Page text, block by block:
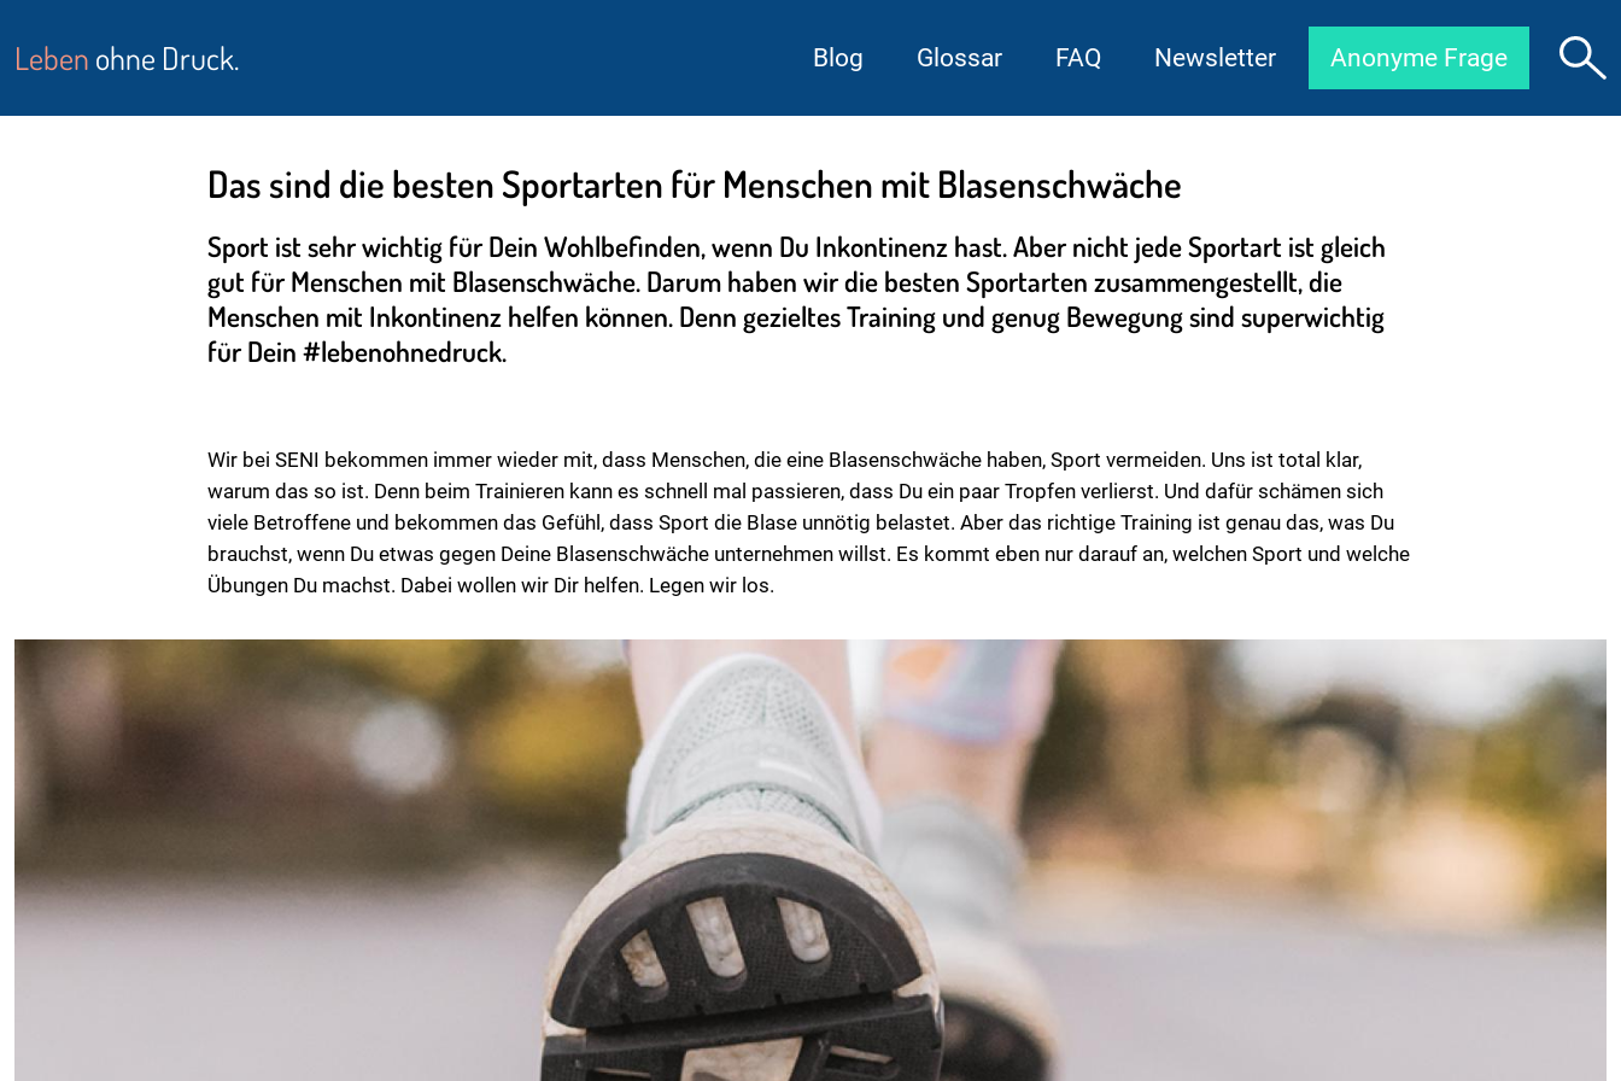
Leben ohne Druck. Blog Glossar FAQ Newsletter Anonyme Frage
Das sind die besten Sportarten für Menschen mit Blasenschwäche
Sport ist sehr wichtig für Dein Wohlbefinden, wenn Du Inkontinenz hast. Aber nicht jede Sportart ist gleich
gut für Menschen mit Blasenschwäche. Darum haben wir die besten Sportarten zusammengestellt, die
Menschen mit Inkontinenz helfen können. Denn gezieltes Training und genug Bewegung sind superwichtig
für Dein #lebenohnedruck.
Wir bei SENI bekommen immer wieder mit, dass Menschen, die eine Blasenschwäche haben, Sport vermeiden. Uns ist total klar,
warum das so ist. Denn beim Trainieren kann es schnell mal passieren, dass Du ein paar Tropfen verlierst. Und dafür schämen sich
viele Betroffene und bekommen das Gefühl, dass Sport die Blase unnötig belastet. Aber das richtige Training ist genau das, was Du
brauchst, wenn Du etwas gegen Deine Blasenschwäche unternehmen willst. Es kommt eben nur darauf an, welchen Sport und welche
Übungen Du machst. Dabei wollen wir Dir helfen. Legen wir los.